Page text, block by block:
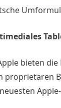
bieten
proprietären